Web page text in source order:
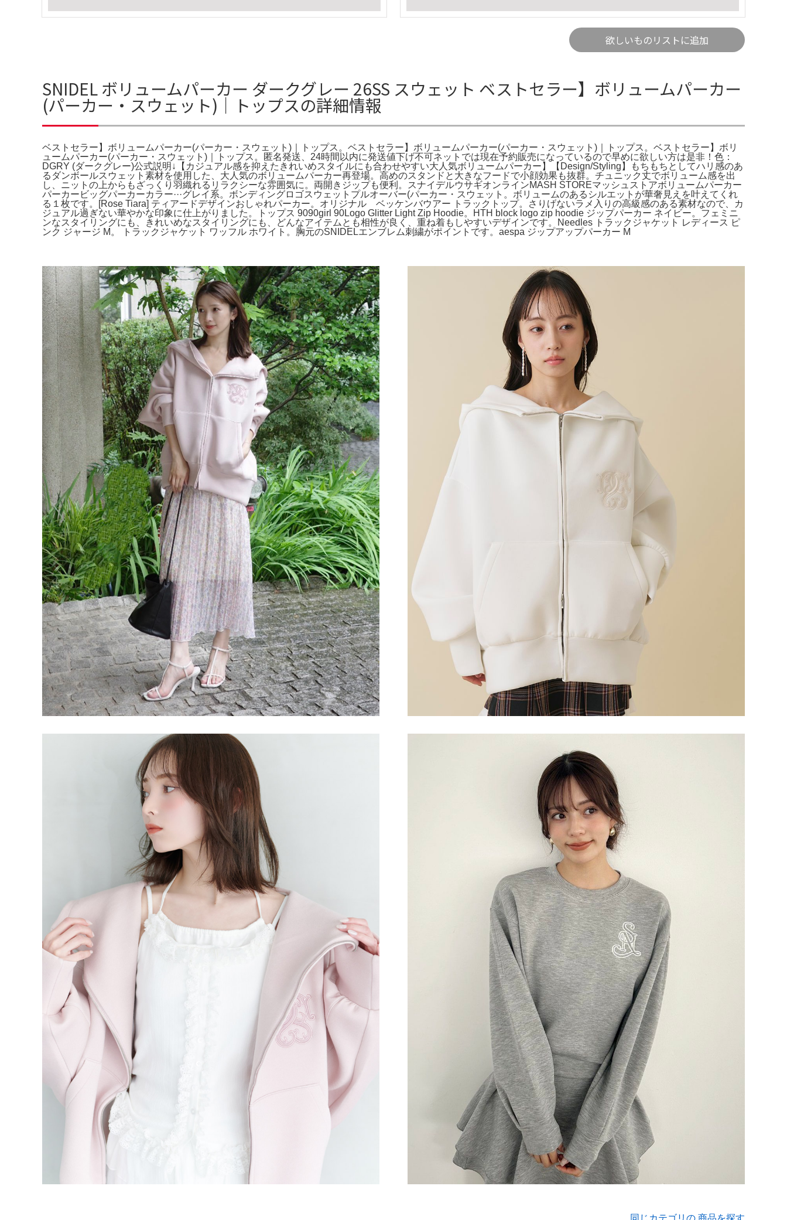
欲しいものリストに追加
SNIDEL ボリュームパーカー ダークグレー 26SS スウェット ベストセラー】ボリュームパーカー
(パーカー・スウェット)｜トップスの詳細情報
ベストセラー】ボリュームパーカー(パーカー・スウェット)｜トップス。ベストセラー】ボリュームパーカー(パーカー・スウェット)｜トップス。ベストセラー】ボリ
ュームパーカー(パーカー・スウェット)｜トップス。匿名発送、24時間以内に発送値下げ不可ネットでは現在予約販売になっているので早めに欲しい方は是非！色：
DGRY (ダークグレー)公式説明↓【カジュアル感を抑えたきれいめスタイルにも合わせやすい大人気ボリュームパーカー】【Design/Styling】もちもちとしてハリ感のあ
るダンボールスウェット素材を使用した、大人気のボリュームパーカー再登場。高めのスタンドと大きなフードで小顔効果も抜群。チュニック丈でボリューム感を出
し、ニットの上からもざっくり羽織れるリラクシーな雰囲気に。両開きジップも便利。スナイデルウサギオンラインMASH STOREマッシュストアボリュームパーカー
パーカービッグパーカーカラー···グレイ系。ボンディングロゴスウェットプルオーバー(パーカー・スウェット。ボリュームのあるシルエットが華奢見えを叶えてくれ
る１枚です。[Rose Tiara] ティアードデザインおしゃれパーカー。オリジナル ベッケンバウアー トラックトップ。さりげないラメ入りの高級感のある素材なので、カ
ジュアル過ぎない華やかな印象に仕上がりました。トップス 9090girl 90Logo Glitter Light Zip Hoodie。HTH block logo zip hoodie ジップパーカー ネイビー。フェミニ
ンなスタイリングにも、きれいめなスタイリングにも、どんなアイテムとも相性が良く、重ね着もしやすいデザインです。Needles トラックジャケット レディース ピ
ンク ジャージ M。 トラックジャケット ワッフル ホワイト。胸元のSNIDELエンブレム刺繍がポイントです。aespa ジップアップパーカー M
同じカテゴリの 商品を探す